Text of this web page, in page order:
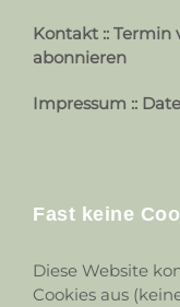
Kontakt :: Termin
abonnieren
Impressum ::
Fast keine
Diese Website
Cookies aus